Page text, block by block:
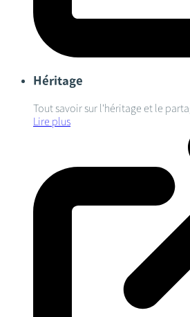
Héritage
Tout savoir sur l'héritage et le
Lire plus